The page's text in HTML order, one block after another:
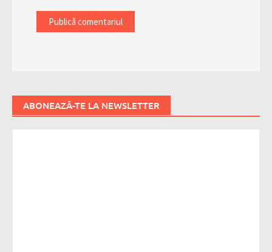
ABONEAZĂ-TE LA NEWSLETTER